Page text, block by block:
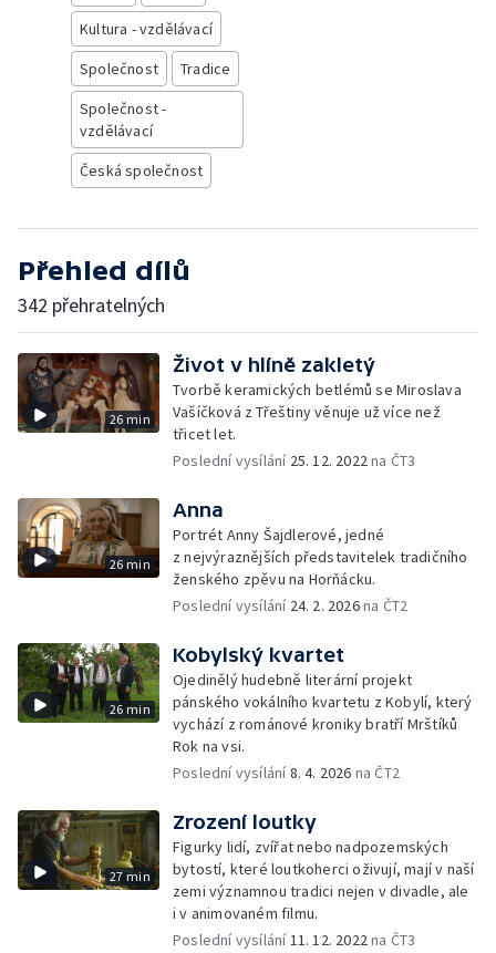
Kultura - vzdělávací
Společnost
Tradice
Společnost -
vzdělávací
Česká společnost
Přehled dílů
342 přehratelných
26 min
Život v hlíně zakletý
Tvorbě keramických betlémů se Miroslava
Vašíčková z Třeštiny věnuje už více než
třicet let.
Poslední vysílání 25. 12. 2022na ČT3
26 min
Anna
Portrét Anny Šajdlerové, jedné
z nejvýraznějších představitelek tradičního
ženského zpěvu na Horňácku.
Poslední vysílání 24. 2. 2026na ČT2
26 min
Kobylský kvartet
Ojedinělý hudebně literární projekt
pánského vokálního kvartetu z Kobylí, který
vychází z románové kroniky bratří Mrštíků
Rok na vsi.
Poslední vysílání8. 4. 2026 na ČT2
27 min
Zrození loutky
Figurky lidí, zvířat nebo nadpozemských
bytostí, které loutkoherci oživují, mají v naší
zemi významnou tradici nejen v divadle, ale
i v animovaném filmu.
Poslední vysílání11. 12. 2022na ČT3